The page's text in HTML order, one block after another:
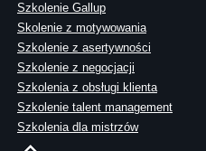
Szkolenie Gallup
Skolenie z motywowania
Szkolenie z asertywności
Szkolenie z negocjacji
Szkolenia z obsługi klienta
Szkolenie talent management
Szkolenia dla mistrzów